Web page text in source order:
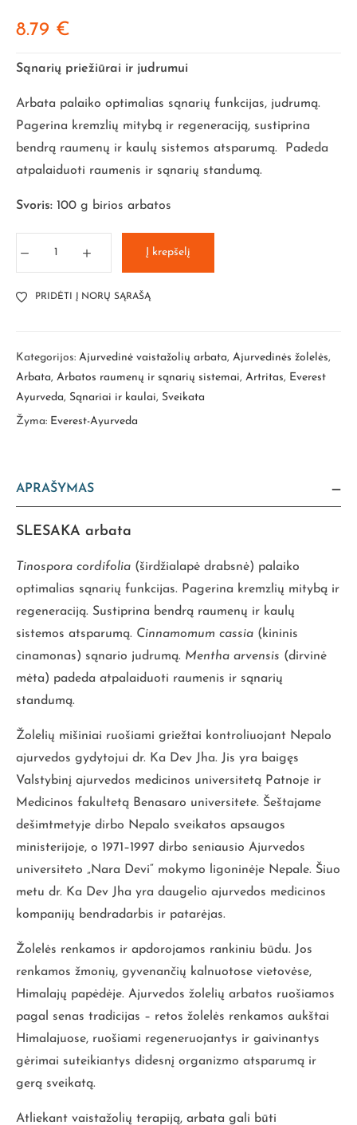
8.79 €
Sąnarių priežiūrai ir judrumui
Arbata palaiko optimalias sąnarių funkcijas, judrumą.
Pagerina kremzlių mitybą ir regeneraciją, sustiprina
bendrą raumenų ir kaulų sistemos atsparumą. Padeda
atpalaiduoti raumenis ir sąnarių standumą.
Svoris: 100 g birios arbatos
Į krepšelį
PRIDĖTI Į NORŲ SĄRAŠĄ
Kategorijos: Ajurvedinė vaistažolių arbata, Ajurvedinės žolelės,
Arbata, Arbatos raumenų ir sąnarių sistemai, Artritas, Everest
Ayurveda, Sąnariai ir kaulai, Sveikata
Žyma: Everest-Ayurveda
APRAŠYMAS
SLESAKA arbata
Tinospora cordifolia (širdžialapė drabsnė) palaiko
optimalias sąnarių funkcijas. Pagerina kremzlių mitybą ir
regeneraciją. Sustiprina bendrą raumenų ir kaulų
sistemos atsparumą. Cinnamomum cassia (kininis
cinamonas) sąnario judrumą. Mentha arvensis (dirvinė
mėta) padeda atpalaiduoti raumenis ir sąnarių
standumą.
Žolelių mišiniai ruošiami griežtai kontroliuojant Nepalo
ajurvedos gydytojui dr. Ka Dev Jha. Jis yra baigęs
Valstybinį ajurvedos medicinos universitetą Patnoje ir
Medicinos fakultetą Benasaro universitete. Šeštajame
dešimtmetyje dirbo Nepalo sveikatos apsaugos
ministerijoje, o 1971–1997 dirbo seniausio Ajurvedos
universiteto „Nara Devi“ mokymo ligoninėje Nepale. Šiuo
metu dr. Ka Dev Jha yra daugelio ajurvedos medicinos
kompanijų bendradarbis ir patarėjas.
Žolelės renkamos ir apdorojamos rankiniu būdu. Jos
renkamos žmonių, gyvenančių kalnuotose vietovėse,
Himalajų papėdėje. Ajurvedos žolelių arbatos ruošiamos
pagal senas tradicijas – retos žolelės renkamos aukštai
Himalajuose, ruošiami regeneruojantys ir gaivinantys
gėrimai suteikiantys didesnį organizmo atsparumą ir
gerą sveikatą.
Atliekant vaistažolių terapiją, arbata gali būti